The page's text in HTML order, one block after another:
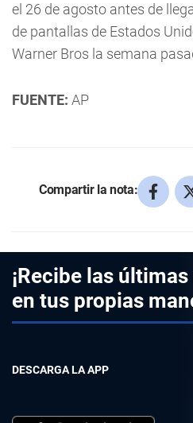
el 26 de agosto antes de
de pantallas de Estados
Warner Bros la semana
FUENTE: AP
Compartir la nota:
¡Recibe las
en tus propias
DESCARGA LA APP